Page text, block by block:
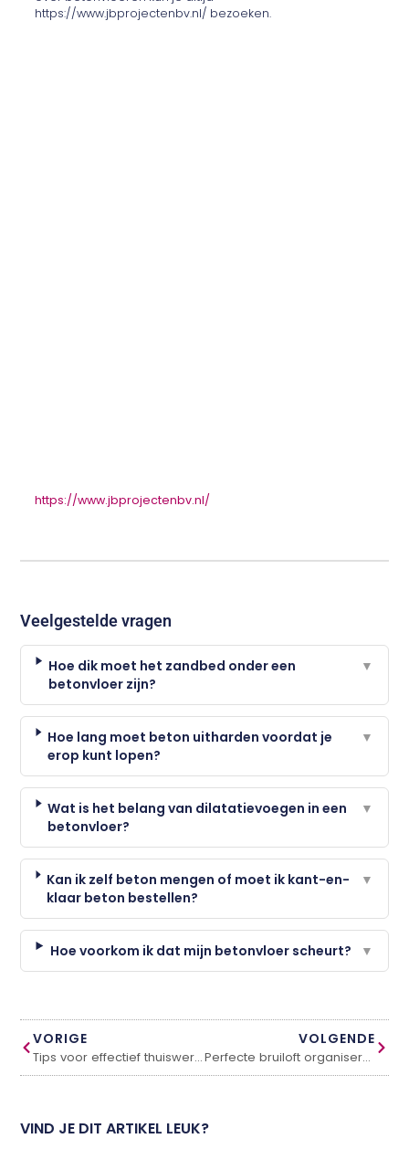
https://www.jbprojectenbv.nl/ bezoeken.
https://www.jbprojectenbv.nl/
Veelgestelde vragen
Hoe dik moet het zandbed onder een
betonvloer zijn?
▼
Hoe lang moet beton uitharden voordat je
erop kunt lopen?
▼
Wat is het belang van dilatatievoegen in een
betonvloer?
▼
Kan ik zelf beton mengen of moet ik kant-en-
klaar beton bestellen?
▼
Hoe voorkom ik dat mijn betonvloer scheurt? ▼
VORIGE
Tips voor effectief thuiswerken
VOLGENDE
Perfecte bruiloft organiseren met partyverhuur services
VIND JE DIT ARTIKEL LEUK?